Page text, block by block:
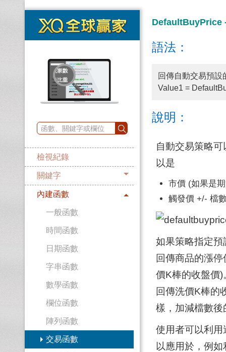
檢視紀錄
關鍵字
內建函數
一般函數
時間函數
日期函數
字串函數
數學函數
欄位函數
陣列函數
交易函數
DefaultBuyPrice
語法：
回傳自動交易預設
Value1 =
說明：
自動交易策略
以是
市價 (如果是
觸發價 +/- 檔
如果策略指定
回傳商品的漲
價K棒的收盤價
回傳洗價K棒的
樣，加減檔數
使用者可以利
以應用於，例